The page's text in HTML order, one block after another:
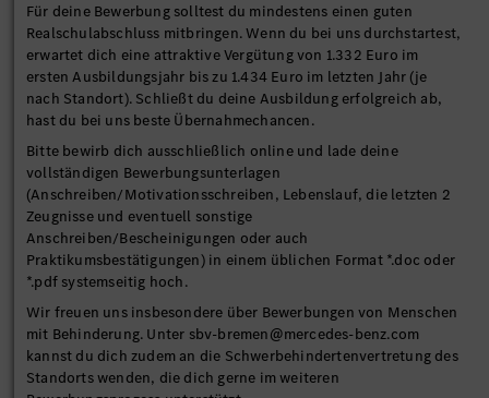
Für deine Bewerbung solltest du mindestens einen guten
Realschulabschluss mitbringen. Wenn du bei uns durchstartest,
erwartet dich eine attraktive Vergütung von 1.332 Euro im
ersten Ausbildungsjahr bis zu 1.434 Euro im letzten Jahr (je
nach Standort). Schließt du deine Ausbildung erfolgreich ab,
hast du bei uns beste Übernahmechancen.
Bitte bewirb dich ausschließlich online und lade deine
vollständigen Bewerbungsunterlagen
(Anschreiben/Motivationsschreiben, Lebenslauf, die letzten 2
Zeugnisse und eventuell sonstige
Anschreiben/Bescheinigungen oder auch
Praktikumsbestätigungen) in einem üblichen Format *.doc oder
*.pdf systemseitig hoch.
Wir freuen uns insbesondere über Bewerbungen von Menschen
mit Behinderung. Unter sbv-bremen@mercedes-benz.com
kannst du dich zudem an die Schwerbehindertenvertretung des
Standorts wenden, die dich gerne im weiteren